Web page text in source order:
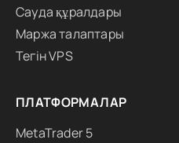
Сауда құралдары
Маржа талаптары
Тегін VPS
ПЛАТФОРМАЛАР
MetaTrader 5